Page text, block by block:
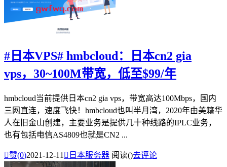
#日本VPS# hmbcloud：日本cn2 gia
vps，30~100M带宽，低至$99/年
hmbcloud当前提供日本cn2 gia vps，带宽高达100Mbps，国内
三网直连，速度飞快！hmbcloud也叫半月湾，2020年由美籍华
人在旧金山创建，主要业务是提供几十种线路的IPLC业务，
也有包括电信AS4809也就是CN2 ...
赞(0)2021-12-11  日本服务器 阅读()去评论